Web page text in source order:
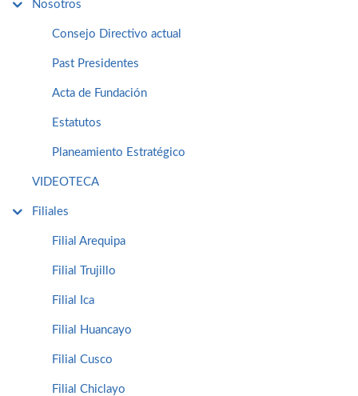
Nosotros
Consejo Directivo actual
Past Presidentes
Acta de Fundación
Estatutos
Planeamiento Estratégico
VIDEOTECA
Filiales
Filial Arequipa
Filial Trujillo
Filial Ica
Filial Huancayo
Filial Cusco
Filial Chiclayo